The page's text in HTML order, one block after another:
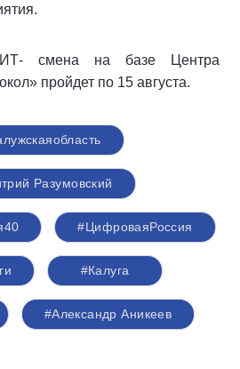
ИТ- смена на базе Центра
пройдет по 15 августа.
Разумовский
#ЦифроваяРоссия
#Калуга
#Александр Аникеев